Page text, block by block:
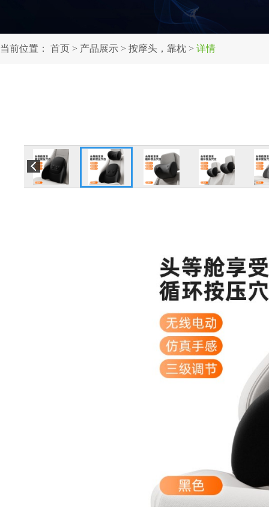
当前位置： 首页 > 产品展示 > 按摩头，靠枕 > 详情